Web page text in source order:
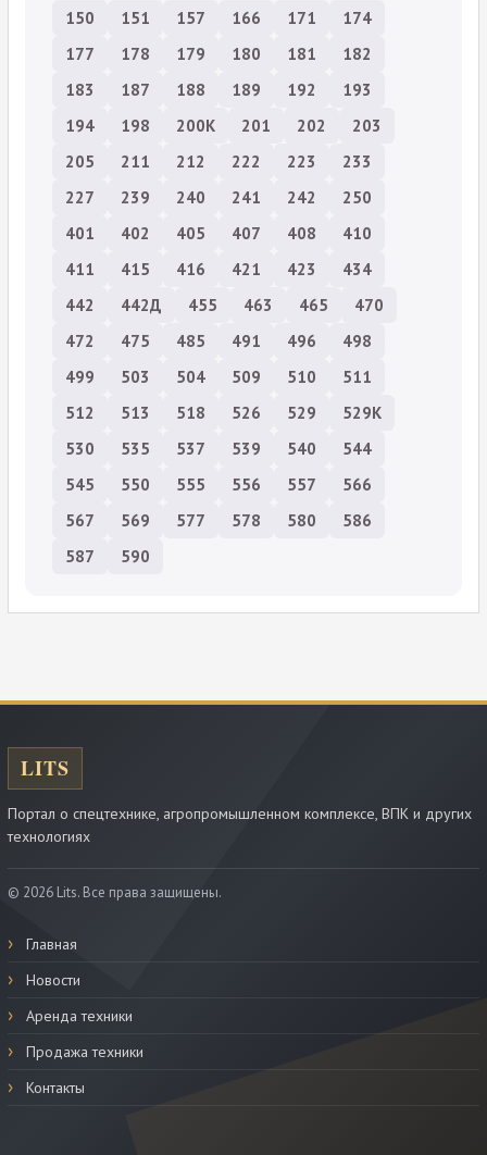
150 151 157 166 171
174
177
178 179 180 181
182
183
187 188 189 192
193
194
198 200К 201 202
203
205
211 212 222 223
233
227
239 240 241 242
250
401
402 405 407 408
410
411
415 416 421 423
434
442
442Д 455 463 465
470
472
475 485 491 496
498
499
503 504 509 510
511
512
513 518 526 529
529К
530
535 537 539 540
544
545
550 555 556 557
566
567
569 577 578 580
586
587
590
Портал о спецтехнике, агропромышленном комплексе, ВПК и других
технологиях
© 2026 Lits. Все права защищены.
Главная
Новости
Аренда техники
Продажа техники
Контакты